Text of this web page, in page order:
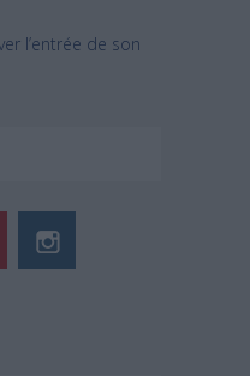
l’entrée de son